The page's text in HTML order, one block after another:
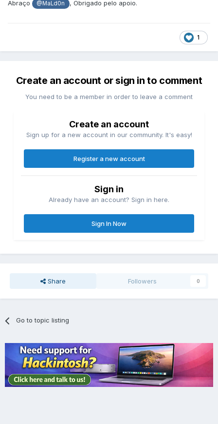
Abraço @MaLd0n , Obrigado pelo apoio.
1
Create an account or sign in to comment
You need to be a member in order to leave a comment
Create an account
Sign up for a new account in our community. It's easy!
Register a new account
Sign in
Already have an account? Sign in here.
Sign In Now
Share Followers 0
Go to topic listing